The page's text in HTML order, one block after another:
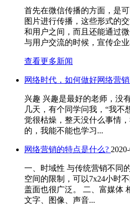
首先在微信传播的方面，是
图片进行传播，这些形式的
和用户之间，而且还能通过
与用户交流的时候，宣传企
查看更多新闻
网络时代，如何做好网络营销
兴趣 兴趣是最好的老师，没
几天，有个同学问我，“我不
觉很枯燥，整天没什么事情
的，我能不能也学习...
网络营销的特点是什么?
一、时域性 与传统营销不同
空间的限制，可以7x24小时
盖面也很广泛。 二、富媒体
文字、图像、声音...